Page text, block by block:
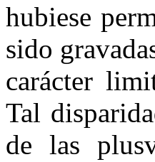
hubiese
sido
carácter
Tal
de las